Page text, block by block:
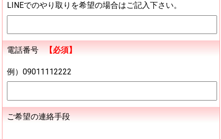
LINEでのやり取りを希望の場合はご記入下さい。
電話番号 【必須】
例）09011112222
ご希望の連絡手段